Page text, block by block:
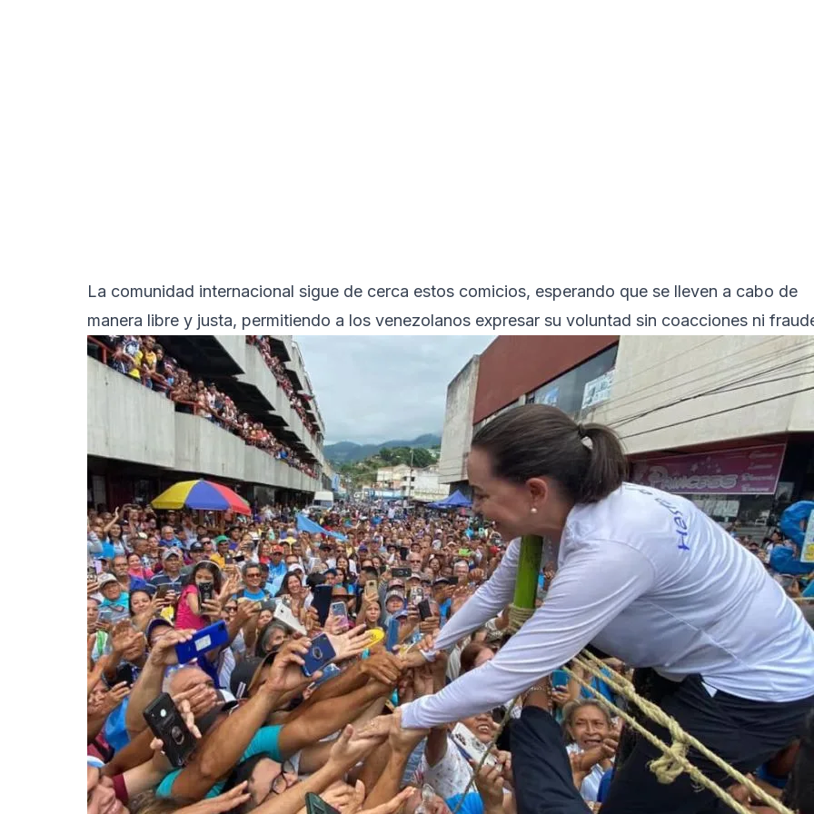
La comunidad internacional sigue de cerca estos comicios, esperando que se lleven a cabo de
manera libre y justa, permitiendo a los venezolanos expresar su voluntad sin coacciones ni